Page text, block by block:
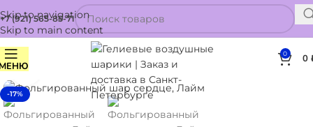
Skip to navigation
Skip to main content
+7 (921) 565-85-71
0 0
-17%
Нажмите, чтобы увеличить